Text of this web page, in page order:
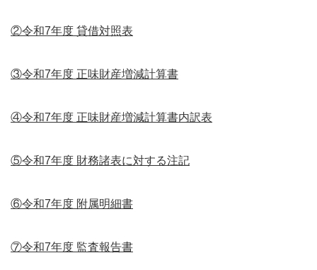
②令和7年度 貸借対照表
③令和7年度 正味財産増減計算書
④令和7年度 正味財産増減計算書内訳表
⑤令和7年度 財務諸表に対する注記
⑥令和7年度 附属明細書
⑦令和7年度 監査報告書